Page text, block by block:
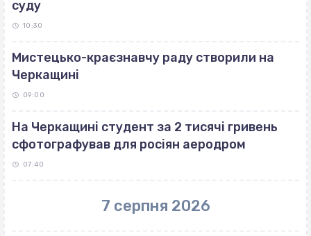
суду
10:30
Мистецько-краєзнавчу раду створили на
Черкащині
09:00
На Черкащині студент за 2 тисячі гривень
сфотографував для росіян аеродром
07:40
7 серпня 2026